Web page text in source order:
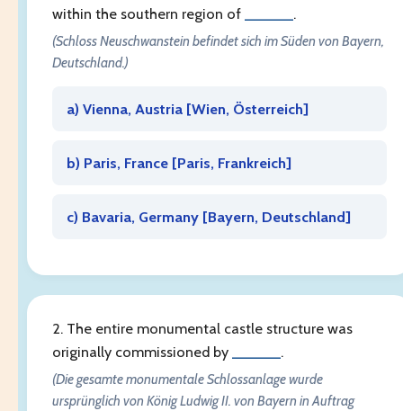
within the southern region of
.
(Schloss Neuschwanstein befindet sich im Süden von Bayern,
Deutschland.)
a) Vienna, Austria [Wien, Österreich]
b) Paris, France [Paris, Frankreich]
c) Bavaria, Germany [Bayern, Deutschland]
2. The entire monumental castle structure was
originally commissioned by
.
(Die gesamte monumentale Schlossanlage wurde
ursprünglich von König Ludwig II. von Bayern in Auftrag